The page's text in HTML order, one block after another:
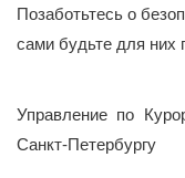
Позаботьтесь о
сами будьте для них
Управление по
Санкт-Петербургу